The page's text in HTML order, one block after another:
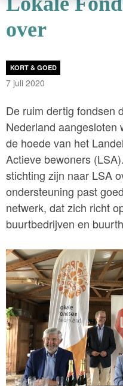
over
KORT & GOED
7 juli 2020
De ruim dertig fondsen
Nederland aangesloten
de hoede van het
Actieve bewoners
stichting zijn naar LSA
ondersteuning past
netwerk, dat zich richt
buurtbedrijven en